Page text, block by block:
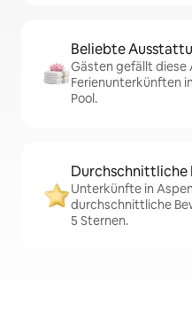
Beliebte
Gästen gefällt
Ferienunterkünften
Pool.
Durchschnittliche
Unterkünfte in
durchschnittliche
5 Sternen.